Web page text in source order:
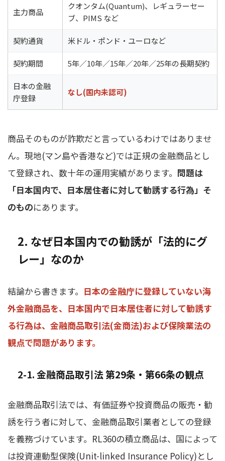
主力商品
クオンタム(Quantum)、レギュラーセー
ブ、PIMS など
契約通貨 米ドル・ポンド・ユーロなど
契約期間 5年／10年／15年／20年／25年の長期契約
日本の金融
庁登録
なし(国内未認可)
商品そのものが詐欺だと言っているわけではありませ
ん。現地(マン島や香港など)では正規の金融商品とし
て登録され、数十年の運用実績があります。 問題は
「日本国内で、日本居住者に対して勧誘する行為」そ
のものにあります。
2. なぜ日本国内での勧誘が「法的にグ
レー」なのか
結論から書きます。 日本の金融庁に登録していない海
外金融商品を、日本国内で日本居住者に対して勧誘す
る行為は、金融商品取引法(金商法)および保険業法の
観点で問題があります。
2-1. 金融商品取引法 第29条・第66条の観点
金融商品取引法では、有価証券や投資商品の販売・勧
誘を行う者に対して、金融商品取引業者としての登録
を義務づけています。RL360の積立商品は、国によって
は投資連動型保険(Unit-linked Insurance Policy)とし